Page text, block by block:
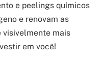
e peelings químicos
e renovam as
visivelmente mais
em você!